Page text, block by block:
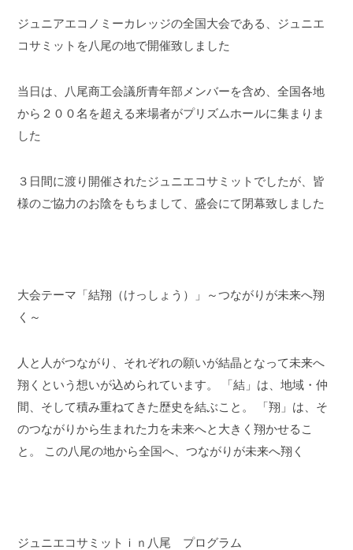
ジュニアエコノミーカレッジの全国大会である、ジュニエ
コサミットを八尾の地で開催致しました
当日は、八尾商工会議所青年部メンバーを含め、全国各地
から２００名を超える来場者がプリズムホールに集まりま
した
３日間に渡り開催されたジュニエコサミットでしたが、皆
様のご協力のお陰をもちまして、盛会にて閉幕致しました
大会テーマ「結翔（けっしょう）」～つながりが未来へ翔
く～
人と人がつながり、それぞれの願いが結晶となって未来へ
翔くという想いが込められています。
「結」は、地域・仲
間、そして積み重ねてきた歴史を結ぶこと。
「翔」は、そ
のつながりから生まれた力を未来へと大きく翔かせるこ
と。
この八尾の地から全国へ、つながりが未来へ翔く
ジュニエコサミットｉｎ八尾 プログラム